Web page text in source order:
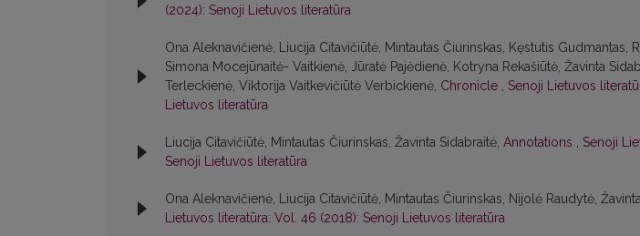
(2024): Senoji Lietuvos literatūra
Ona Aleknavičienė, Liucija Citavičiūtė, Mintautas Čiurinskas, Kęstutis Gudmantas,
Simona Mocejūnaitė- Vaitkienė, Jūratė Pajėdienė, Kotryna Rekašiūtė, Žavinta
Terleckienė, Viktorija Vaitkevičiūtė Verbickienė, Chronicle , Senoji Lietuvos
Lietuvos literatūra
Liucija Citavičiūtė, Mintautas Čiurinskas, Žavinta Sidabraitė, Annotations , Senoji
Senoji Lietuvos literatūra
Ona Aleknavičienė, Liucija Citavičiūtė, Mintautas Čiurinskas, Nijolė Raudytė,
Lietuvos literatūra: Vol. 46 (2018): Senoji Lietuvos literatūra